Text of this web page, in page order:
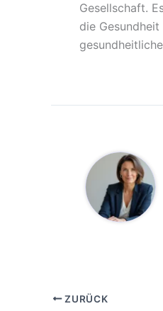
Gesellschaft.
die
ZURÜCK